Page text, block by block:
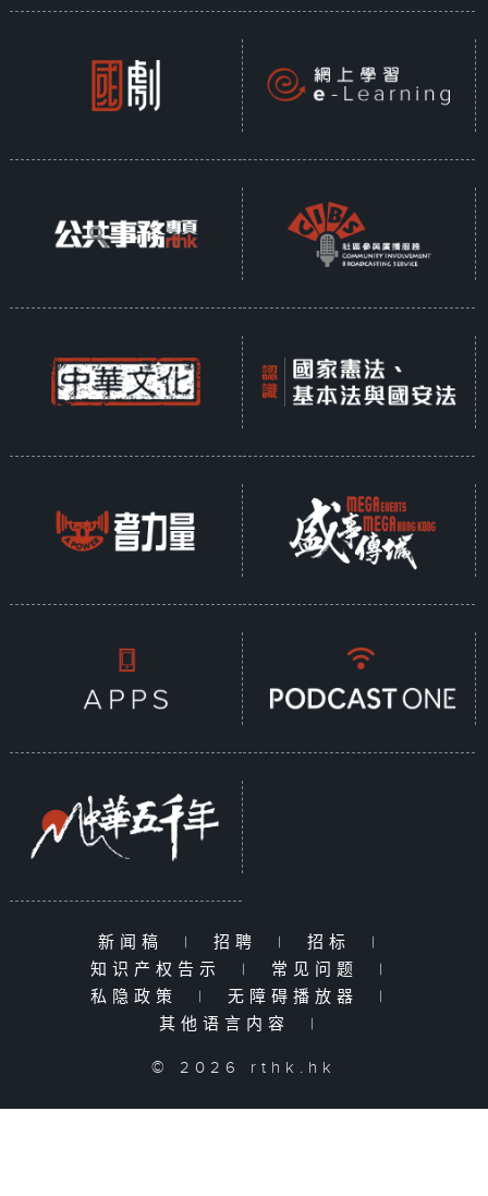
新闻稿 | 招聘 | 招标
|
知识产权告示
| 常见问题
|
私隐政策
| 无障碍播放器
|
其他语言内容
|
© 2026 rthk.hk